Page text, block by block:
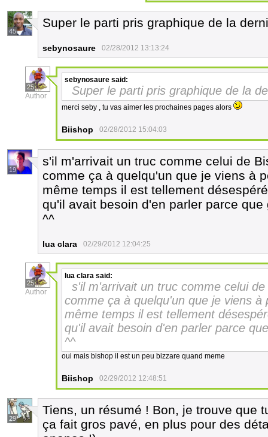
45
Super le parti pris graphique de la
sebynosaure 02/28/2012 13:13:24
25
Author
sebynosaure said:
Super le parti pris graphique de la
merci seby , tu vas aimer les prochaines pages alors
Biishop 02/28/2012 15:04:03
19
s'il m'arrivait un truc comme celui de
comme ça à quelqu'un que je viens à
même temps il est tellement
qu'il avait besoin d'en parler parce
^^
lua clara 02/29/2012 12:04:25
25
Author
lua clara said:
s'il m'arrivait un truc comme celui
comme ça à quelqu'un que je viens
même temps il est tellement
qu'il avait besoin d'en parler parce
^^
oui mais bishop il est un peu bizzare quand meme
Biishop 02/29/2012 12:48:51
29
Tiens, un résumé ! Bon, je trouve que
ça fait gros pavé, en plus pour des